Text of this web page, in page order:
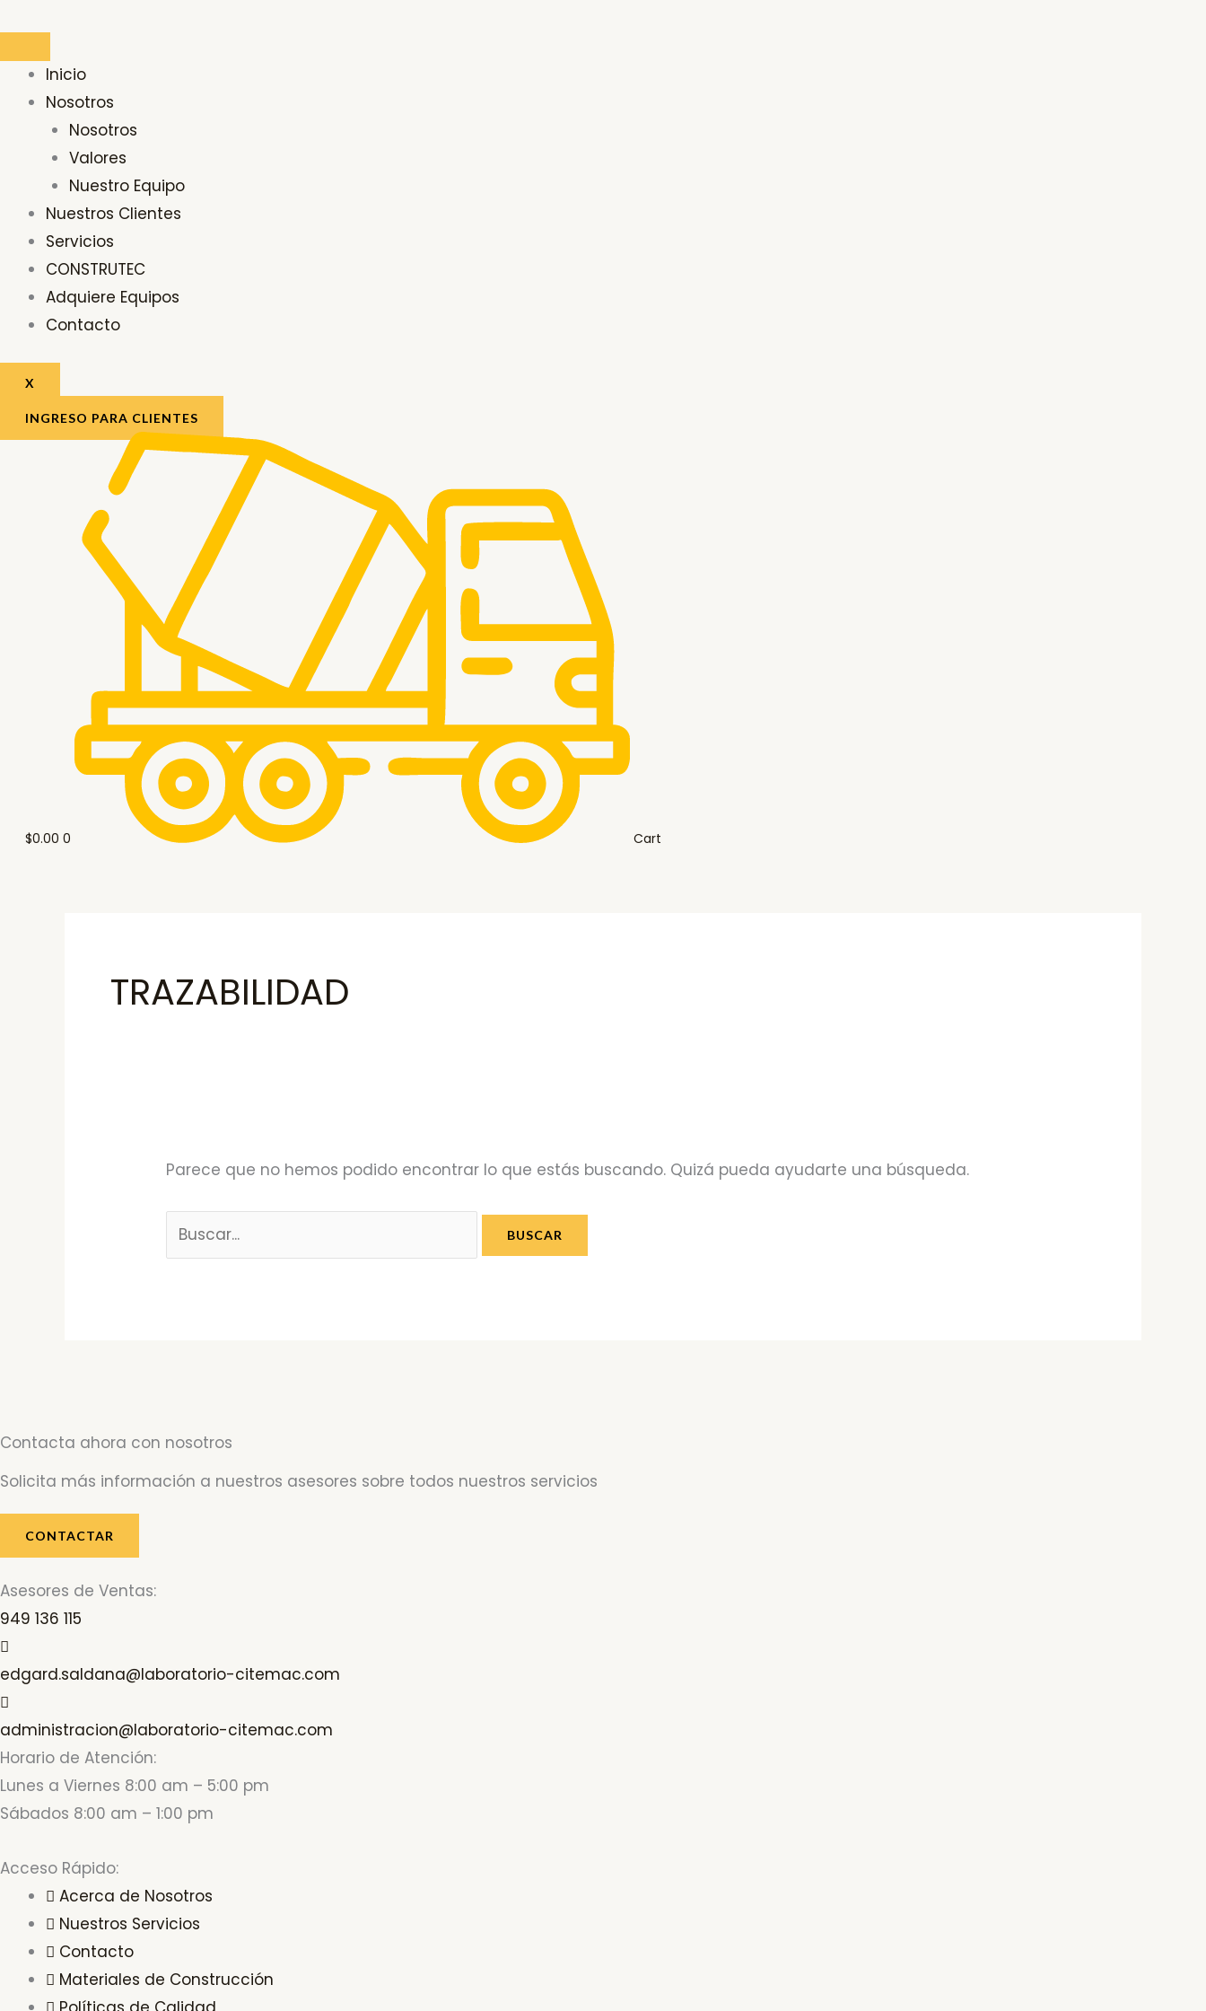
contenido
Inicio
Nosotros
Nosotros
Valores
Nuestro Equipo
Nuestros Clientes
Servicios
CONSTRUTEC
Adquiere Equipos
Contacto
X
INGRESO PARA CLIENTES
$0.00 0 Cart
TRAZABILIDAD
Parece que no hemos podido encontrar lo que estás buscando. Quizá pueda ayudarte una búsqueda.
Contacta ahora con nosotros
Solicita más información a nuestros asesores sobre todos nuestros servicios
CONTACTAR
Asesores de Ventas:
949 136 115
edgard.saldana@laboratorio-citemac.com
administracion@laboratorio-citemac.com
Horario de Atención:
Lunes a Viernes 8:00 am – 5:00 pm
Sábados 8:00 am – 1:00 pm
Acceso Rápido:
Acerca de Nosotros
Nuestros Servicios
Contacto
Materiales de Construcción